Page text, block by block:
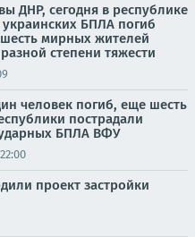
ДНР, сегодня в республике
украинских БПЛА погиб
мирных жителей
степени тяжести
человек погиб, еще шесть
пострадали
ударных БПЛА ВФУ
проект застройки